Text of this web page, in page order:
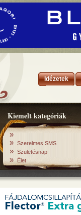
Idézetek
Kiemelt kategóriák
»
» Szerelmes SMS
» Születésnap
» Élet